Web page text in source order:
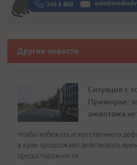
Другие новости
Ситуация с
Приморье:
ажиотажа
Чтобы избежать искусственного
в крае продолжают действовать
предосторожности